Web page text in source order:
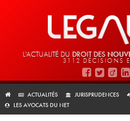
L'ACTUALITÉ DU DROIT DES
3112 DÉCISIONS
ACTUALITÉS JURISPRUDENCES
LES AVOCATS DU NET